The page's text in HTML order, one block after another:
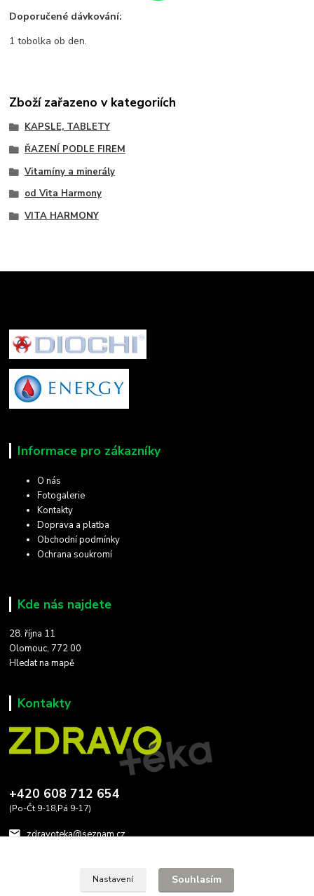
Doporučené dávkování:
1 tobolka ob den.
Zboží zařazeno v kategoriích
KAPSLE, TABLETY
ŘAZENÍ PODLE FIREM
Vitamíny a minerály
od Vita Harmony
VITA HARMONY
Informace pro zákazníky
O nás
Fotogalerie
Kontakty
Doprava a platba
Obchodní podmínky
Ochrana soukromí
Kde nás najdete
28. října 11
Olomouc, 772 00
Hledat na mapě
Kontakty
+420 608 712 654
(Po-Čt 9-18,Pá 9-17)
zdravoteka@seznam.cz
Nastavení Souhlasím